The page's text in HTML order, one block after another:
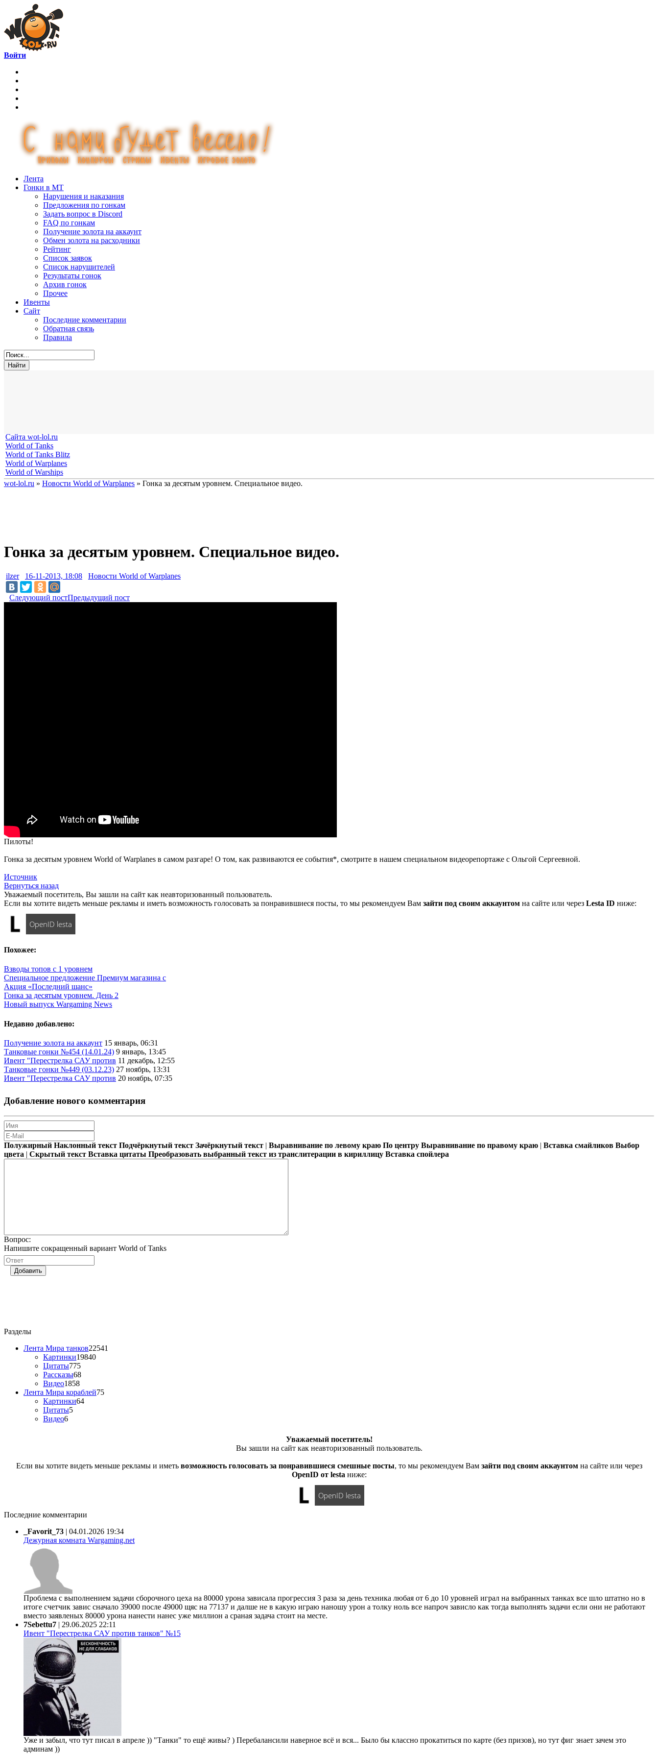
Войти
Лента
Гонки в МТ
Нарушения и наказания
Предложения по гонкам
Задать вопрос в Discord
FAQ по гонкам
Получение золота на аккаунт
Обмен золота на расходники
Рейтинг
Список заявок
Список нарушителей
Результаты гонок
Архив гонок
Прочее
Ивенты
Сайт
Последние комментарии
Обратная связь
Правила
Сайта wot-lol.ru
World of Tanks
World of Tanks Blitz
World of Warplanes
World of Warships
wot-lol.ru » Новости World of Warplanes » Гонка за десятым уровнем. Специальное видео.
Гонка за десятым уровнем. Специальное видео.
ilzer 16-11-2013, 18:08 Новости World of Warplanes
Следующий постПредыдущий пост
Пилоты!
Гонка за десятым уровнем World of Warplanes в самом разгаре! О том, как развиваются ее события*, смотрите в нашем специальном видеорепортаже с Ольгой Сергеевной.
Источник
Вернуться назад
Уважаемый посетитель, Вы зашли на сайт как неавторизованный пользователь.
Если вы хотите видеть меньше рекламы и иметь возможность голосовать за понравившиеся посты, то мы рекомендуем Вам зайти под своим аккаунтом на сайте или через Lesta ID ниже:
OpenID lesta
Похожее:
Взводы топов с 1 уровнем
Специальное предложение Премиум магазина с
Акция «Последний шанс»
Гонка за десятым уровнем. День 2
Новый выпуск Wargaming News
Недавно добавлено:
Получение золота на аккаунт 15 январь, 06:31
Танковые гонки №454 (14.01.24) 9 январь, 13:45
Ивент "Перестрелка САУ против 11 декабрь, 12:55
Танковые гонки №449 (03.12.23) 27 ноябрь, 13:31
Ивент "Перестрелка САУ против 20 ноябрь, 07:35
Добавление нового комментария
Полужирный Наклонный текст Подчёркнутый текст Зачёркнутый текст | Выравнивание по левому краю По центру Выравнивание по правому краю | Вставка смайликов Выбор
цвета | Скрытый текст Вставка цитаты Преобразовать выбранный текст из транслитерации в кириллицу Вставка спойлера
Вопрос:
Напишите сокращенный вариант World of Tanks
Добавить
Разделы
Лента Мира танков22541
Картинки19840
Цитаты775
Рассказы68
Видео1858
Лента Мира кораблей75
Картинки64
Цитаты5
Видео6
Уважаемый посетитель!
Вы зашли на сайт как неавторизованный пользователь.
Если вы хотите видеть меньше рекламы и иметь возможность голосовать за понравившиеся смешные посты, то мы рекомендуем Вам зайти под своим аккаунтомна сайте или через
OpenID от lesta ниже:
OpenID lesta
Последние комментарии
_Favorit_73 | 04.01.2026 19:34
Дежурная комната Wargaming.net
Проблема с выполнением задачи сборочного цеха на 80000 урона зависала прогрессия 3 раза за день техника любая от 6 до 10 уровней играл на выбранных танках все шло штатно но в
итоге счетчик завис сначало 39000 после 49000 щяс на 77137 и далше не в какую играю наношу урон а толку ноль все напроч зависло как тогда выполнять задачи если они не работают
вместо заявленых 80000 урона нанести нанес уже миллион а сраная задача стоит на месте.
7Sebettu7 | 29.06.2025 22:11
Ивент "Перестрелка САУ против танков" №15
Уже и забыл, что тут писал в апреле )) "Танки" то ещё живы? ) Перебалансили наверное всё и вся... Было бы классно прокатиться по карте (без призов), но тут фиг знает зачем это
админам ))